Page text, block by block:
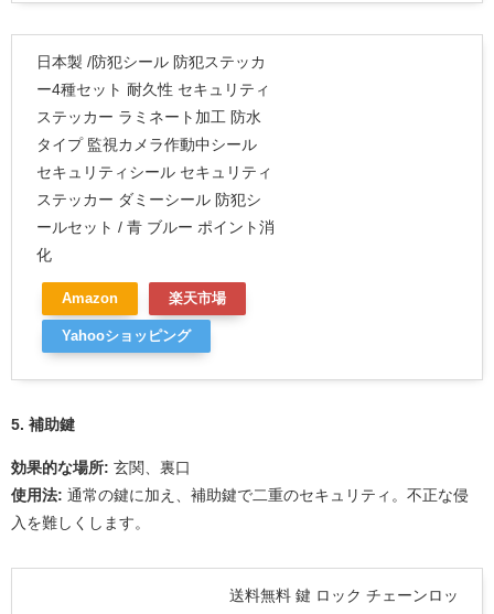
日本製 /防犯シール 防犯ステッカ
ー4種セット 耐久性 セキュリティ
ステッカー ラミネート加工 防水
タイプ 監視カメラ作動中シール
セキュリティシール セキュリティ
ステッカー ダミーシール 防犯シ
ールセット / 青 ブルー ポイント消
化
Amazon 楽天市場
Yahooショッピング
5. 補助鍵
効果的な場所: 玄関、裏口
使用法: 通常の鍵に加え、補助鍵で二重のセキュリティ。不正な侵
入を難しくします。
送料無料 鍵 ロック チェーンロッ